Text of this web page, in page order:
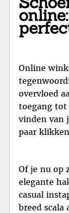
Online
overvloed
toegang tot
vinden van
paar
Of je nu op
elegante
casual
breed scala